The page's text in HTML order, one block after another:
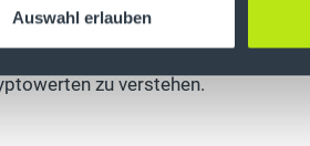
Auswahl erlauben
dienen nur der Information,
zu verstehen.